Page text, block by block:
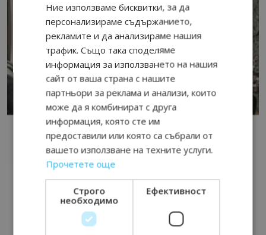
Ние използваме бисквитки, за да
персонализираме съдържанието,
рекламите и да анализираме нашия
трафик. Също така споделяме
информация за използването на нашия
сайт от ваша страна с нашите
партньори за реклама и анализи, които
може да я комбинират с друга
информация, която сте им
предоставили или която са събрали от
вашето използване на техните услуги.
Прочетете още
Строго
необходимо
Ефективност